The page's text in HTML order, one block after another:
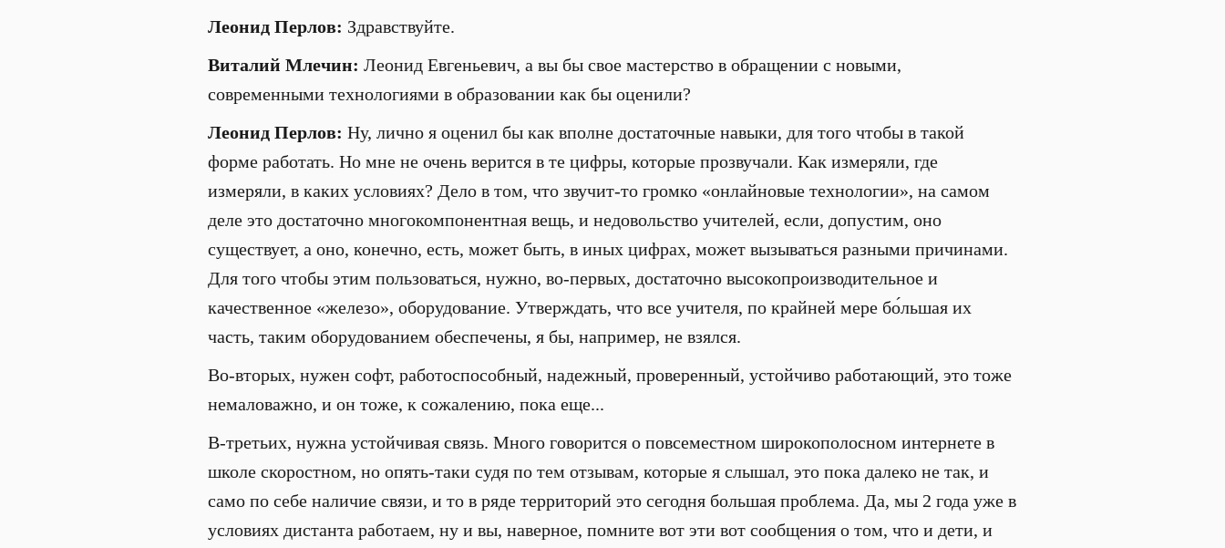
Леонид Перлов: Здравствуйте.
Виталий Млечин: Леонид Евгеньевич, а вы бы свое мастерство в обращении с новыми,
современными технологиями в образовании как бы оценили?
Леонид Перлов: Ну, лично я оценил бы как вполне достаточные навыки, для того чтобы в такой
форме работать. Но мне не очень верится в те цифры, которые прозвучали. Как измеряли, где
измеряли, в каких условиях? Дело в том, что звучит-то громко «онлайновые технологии», на самом
деле это достаточно многокомпонентная вещь, и недовольство учителей, если, допустим, оно
существует, а оно, конечно, есть, может быть, в иных цифрах, может вызываться разными причинами.
Для того чтобы этим пользоваться, нужно, во-первых, достаточно высокопроизводительное и
качественное «железо», оборудование. Утверждать, что все учителя, по крайней мере бо́льшая их
часть, таким оборудованием обеспечены, я бы, например, не взялся.
Во-вторых, нужен софт, работоспособный, надежный, проверенный, устойчиво работающий, это тоже
немаловажно, и он тоже, к сожалению, пока еще...
В-третьих, нужна устойчивая связь. Много говорится о повсеместном широкополосном интернете в
школе скоростном, но опять-таки судя по тем отзывам, которые я слышал, это пока далеко не так, и
само по себе наличие связи, и то в ряде территорий это сегодня большая проблема. Да, мы 2 года уже в
условиях дистанта работаем, ну и вы, наверное, помните вот эти вот сообщения о том, что и дети, и